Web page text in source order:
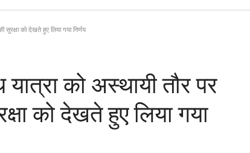
सुरक्षा को देखते हुए लिया गया निर्णय
को अस्थायी तौर पर
को देखते हुए लिया गया